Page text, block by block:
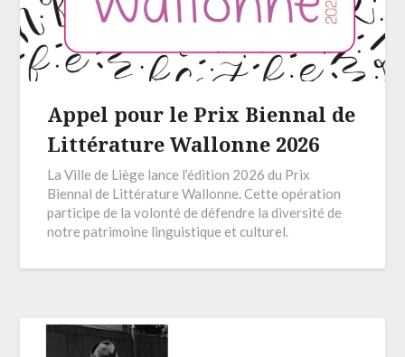
Appel pour le Prix Biennal de
Littérature Wallonne 2026
La Ville de Liège lance l’édition 2026 du Prix
Biennal de Littérature Wallonne. Cette opération
participe de la volonté de défendre la diversité de
notre patrimoine linguistique et culturel.